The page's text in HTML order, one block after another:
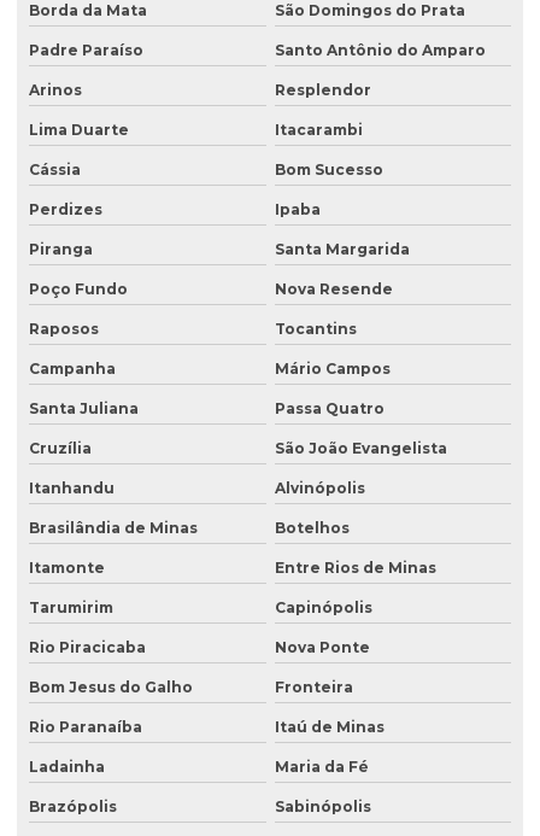
Recuperação de áreas degradadas e passivos ambientais
Recuperação de áreas degradadas por regeneração natural
Recuperação de áreas degradadas com sistemas agroflorestais
Recuperação de áreas desmatadas
Reflorestamento recuperação de áreas degradadas
Relatório de investigação de passivo ambiental
Retirada de tanque de combustível subterrâneo
Retirada de tanque subterrâneo
Retirada de tanques
Serviço de consultoria ambiental
Serviço de desativação de tanque subterrâneo
Serviço de desativação de tanques
Serviço de licenciamento ambiental
Serviço de retirada de tanque subterrâneo
Serviço de sondagem
Sondagem ambiental
Sondagem geofísica
Borda da Mata São Domingos do Prata
Padre Paraíso Santo Antônio do Amparo
Arinos Resplendor
Lima Duarte Itacarambi
Cássia Bom Sucesso
Perdizes Ipaba
Piranga Santa Margarida
Poço Fundo Nova Resende
Raposos Tocantins
Campanha Mário Campos
Santa Juliana Passa Quatro
Cruzília São João Evangelista
Itanhandu Alvinópolis
Brasilândia de Minas Botelhos
Itamonte Entre Rios de Minas
Tarumirim Capinópolis
Rio Piracicaba Nova Ponte
Bom Jesus do Galho Fronteira
Rio Paranaíba Itaú de Minas
Ladainha Maria da Fé
Brazópolis Sabinópolis